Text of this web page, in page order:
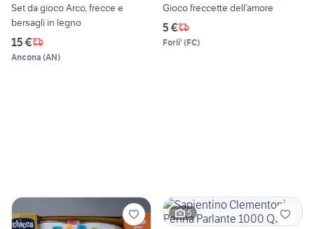
Set da gioco Arco, frecce e
bersagli in legno
15 €
Ancona (AN)
Gioco freccette dell’amore
5 €
Forli' (FC)
5